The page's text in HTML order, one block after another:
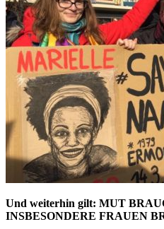
Und weiterhin gilt: MUT
INSBESONDERE FRAUEN